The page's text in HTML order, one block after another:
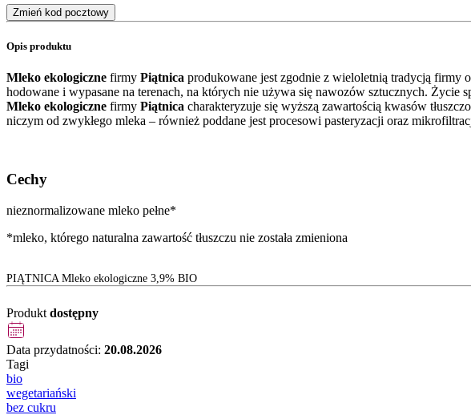
Zmień kod pocztowy
Opis produktu
Mleko ekologiczne firmy Piątnica produkowane jest zgodnie z wieloletnią tradycją firmy
hodowane i wypasane na terenach, na których nie używa się nawozów sztucznych. Życie
Mleko ekologiczne firmy Piątnica charakteryzuje się wyższą zawartością kwasów
niczym od zwykłego mleka – również poddane jest procesowi pasteryzacji oraz
Cechy
nieznormalizowane mleko pełne*
*mleko, którego naturalna zawartość tłuszczu nie została zmieniona
PIĄTNICA Mleko ekologiczne 3,9% BIO
Produkt dostępny
Data przydatności: 20.08.2026
Tagi
bio
wegetariański
bez cukru